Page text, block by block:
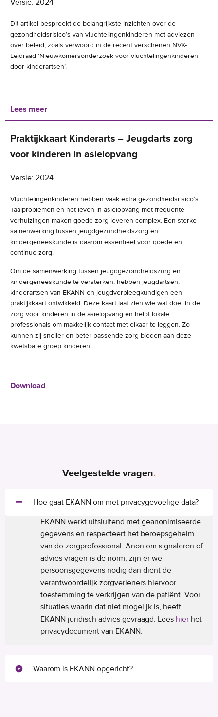
Versie: 2024
Dit artikel bespreekt de belangrijkste inzichten over de
gezondheidsrisico’s van vluchtelingenkinderen met adviezen
over beleid, zoals verwoord in de recent verschenen NVK-
Leidraad ‘Nieuwkomersonderzoek voor vluchtelingenkinderen
door kinderartsen’.
Lees meer
Praktijkkaart Kinderarts – Jeugdarts zorg
voor kinderen in asielopvang
Versie: 2024
Vluchtelingenkinderen hebben vaak extra gezondheidsrisico’s.
Taalproblemen en het leven in asielopvang met frequente
verhuizingen maken goede zorg leveren complex. Een sterke
samenwerking tussen jeugdgezondheidszorg en
kindergeneeskunde is daarom essentieel voor goede en
continue zorg.
Om de samenwerking tussen jeugdgezondheidszorg en
kindergeneeskunde te versterken, hebben jeugdartsen,
kinderartsen van EKANN en jeugdverpleegkundigen een
praktijkkaart ontwikkeld. Deze kaart laat zien wie wat doet in de
zorg voor kinderen in de asielopvang en helpt lokale
professionals om makkelijk contact met elkaar te leggen. Zo
kunnen zij sneller en beter passende zorg bieden aan deze
kwetsbare groep kinderen.
Download
Veelgestelde vragen.
Hoe gaat EKANN om met privacygevoelige data?
EKANN werkt uitsluitend met geanonimiseerde
gegevens en respecteert het beroepsgeheim
van de zorgprofessional. Anoniem signaleren of
advies vragen is de norm, zijn er wel
persoonsgegevens nodig dan dient de
verantwoordelijk zorgverleners hiervoor
toestemming te verkrijgen van de patiënt. Voor
situaties waarin dat niet mogelijk is, heeft
EKANN juridisch advies gevraagd. Lees hier het
privacydocument van EKANN.
Waarom is EKANN opgericht?